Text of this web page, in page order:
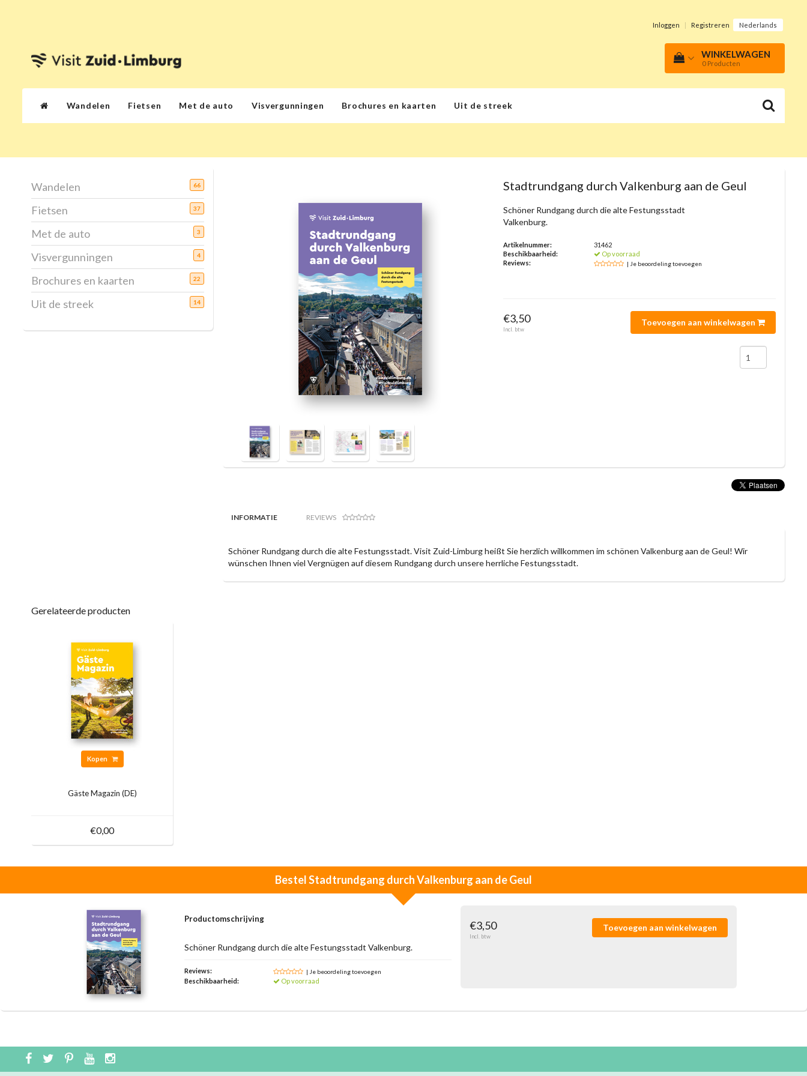
Inloggen | Registreren Nederlands
WINKELWAGEN
0 Producten
Wandelen Fietsen Met de auto Visvergunningen Brochures en kaarten Uit de streek
Wandelen 66
Fietsen 37
Met de auto 3
Visvergunningen 4
Brochures en kaarten 22
Uit de streek 14
Stadtrundgang durch Valkenburg aan de Geul
Schöner Rundgang durch die alte Festungsstadt
Valkenburg.
Artikelnummer:
31462
Beschikbaarheid:
Op voorraad
Reviews:
| Je beoordeling toevoegen
€3,50
Incl. btw
Toevoegen aan winkelwagen
INFORMATIE REVIEWS
Schöner Rundgang durch die alte Festungsstadt. Visit Zuid-Limburg heißt Sie herzlich willkommen im schönen Valkenburg aan de Geul! Wir
wünschen Ihnen viel Vergnügen auf diesem Rundgang durch unsere herrliche Festungsstadt.
Gerelateerde producten
Kopen
Gäste Magazin (DE)
€0,00
BestelStadtrundgang durch Valkenburg aan de Geul
Productomschrijving
Schöner Rundgang durch die alte Festungsstadt Valkenburg.
Reviews: | Je beoordeling toevoegen
Beschikbaarheid: Op voorraad
€3,50
Incl. btw